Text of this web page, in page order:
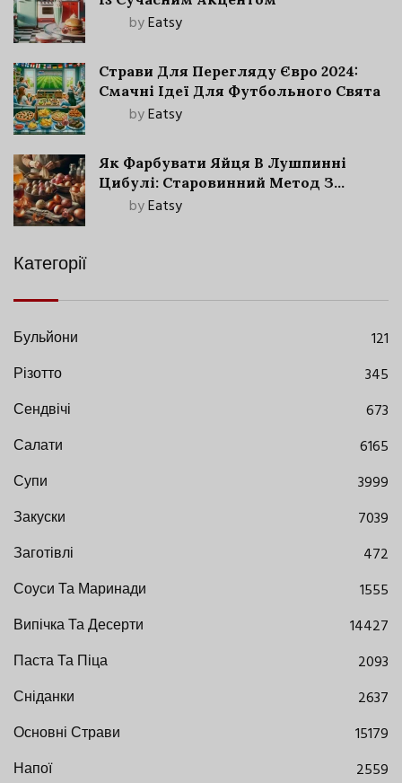
byEatsy
Страви Для Перегляду Євро 2024:
Смачні Ідеї Для Футбольного Свята
byEatsy
Як Фарбувати Яйця В Лушпинні
Цибулі: Старовинний Метод З
Сучасними Нюансами
byEatsy
Категорії
Бульйони
121
Різотто
345
Сендвічі
673
Салати
6165
Супи
3999
Закуски
7039
Заготівлі
472
Соуси Та Маринади
1555
Випічка Та Десерти
14427
Паста Та Піца
2093
Сніданки
2637
Основні Страви
15179
Напої
2559